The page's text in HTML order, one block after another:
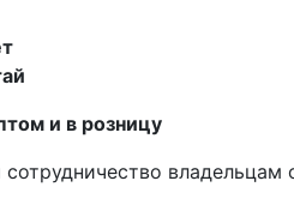
и в розницу
сотрудничество